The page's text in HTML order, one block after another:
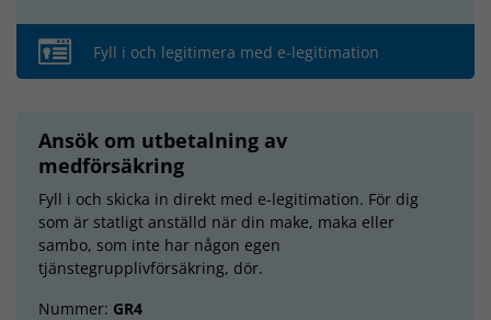
Fyll i och legitimera med e-legitimation
Ansök om utbetalning av
medförsäkring
Fyll i och skicka in direkt med e-legitimation. För dig
som är statligt anställd när din make, maka eller
sambo, som inte har någon egen
tjänstegrupplivförsäkring, dör.
Nummer: GR4